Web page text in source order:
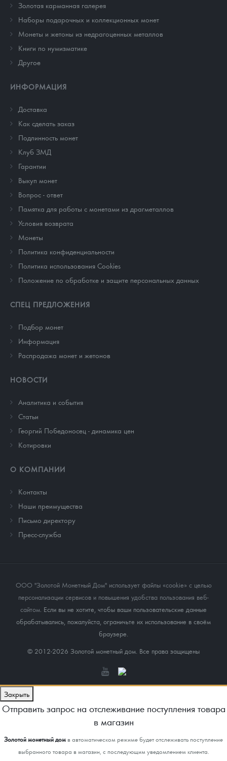
Золотая карманная галерея
Наборы подарочных и коллекционных монет
Монеты и жетоны из недрагоценных металлов
Книги по нумизматике
Другое
ИНФОРМАЦИЯ
Доставка
Как сделать заказ
Подлинность монет
Клуб ЗМД
Гарантии
Выкуп монет
Вопрос - ответ
Памятка для работы с монетами из драгметаллов
Условия возврата
Монеты
Политика конфиденциальности
Политика использования Cookies
Положение по обработке и защите персональных данных
СПЕЦ ПРЕДЛОЖЕНИЯ
Подбор монет
Информация
Распродажа монет и жетонов
НОВОСТИ
Аналитика и события
Cтатьи
Георгий Победоносец - динамика цен
Котировки
О КОМПАНИИ
Контакты
Наши преимущества
Письмо директору
Пресс-служба
ООО "Золотой Монетный Дом" использует файлы «cookie» с целью
персонализации сервисов и повышения удобства пользования веб-
сайтом. Если вы не хотите, чтобы ваши пользовательские данные
обрабатывались, пожалуйста, ограничьте их использование в своём
браузере.
© 2012-2026 Золотой монетный дом. Все права защищены
Закрыть
Отправить запрос на отслеживание поступления товара
в магазин
Золотой монетный домв автоматическом режиме будет отслеживать поступление
выбранного товара в магазин, с последующим уведомлением клиента.